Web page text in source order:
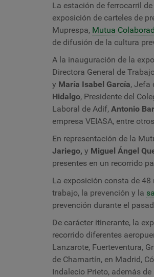
La estación de ferrocarril
exposición de carteles de
Muprespa, Mutua
de difusión de la cultura
A la inauguración de la
Directora General de
y María Isabel García, Jefa
Hidalgo, Presidente del
Laboral de Adif, Antonio
empresa VEIASA, entre
En representación de la
Jariego, y Miguel Ángel
presentes en un recorrido
La exposición consta de
trabajo, la prevención y la
prevención durante el
De carácter itinerante, la
recorrido diferentes
Lanzarote, Fuerteventura,
de Chamartín, en Madrid,
Indalecio Prieto, además